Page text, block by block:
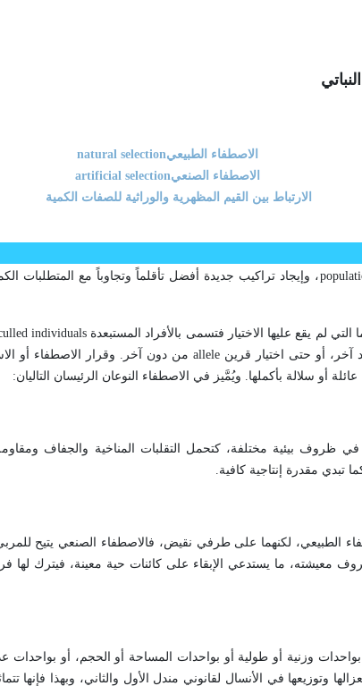
الاصطفاء الطبيعيnatural selection
الاصطفاء الصنعيartificial selection
الارتباط بين القيم المظهرية والوراثية للصفات الكمية
، وإيجاد تراكيب جديدة أفضل تأقلماً وتجاوباً مع المتطلبات
التي لم يقع عليها الاختيار فتسمى بالأفراد المستبعدةindividuals
آخر، أو حتى اختيار قرينallele من دون آخر. وقرار الاصطفاء أو
أو سلالة بأكملها. ويُمَّيز في الاصطفاء النوعان الرئيسان التاليان:
ظروف بيئية مختلفة، كتحمل التقلبات المناخية والجفاف
تبدي مقدرة إنتاجية كافية.
الطبيعي، لكنهما على طرفي نقيض، فالاصطفاء الصنعي يتيح
معيشته، ما يستدعي الإبقاء على كائنات حية معينة، فيترك لها
وزنية أو طولية أو بواحدات المساحة أو الحجم، أو بواحدات
في الأنسال لقانوني مندل الأول والثاني، وبهذا فإنها